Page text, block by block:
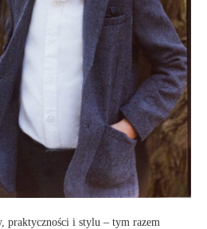
praktyczności i stylu – tym razem